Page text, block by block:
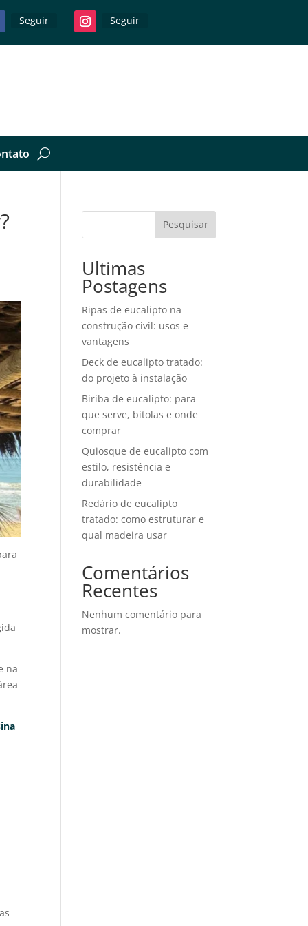
Seguir Seguir
na
Pesquisar
Ultimas
Postagens
Ripas de eucalipto na
construção civil: usos e
vantagens
Deck de eucalipto tratado:
do projeto à instalação
Biriba de eucalipto: para
que serve, bitolas e onde
comprar
Quiosque de eucalipto com
estilo, resistência e
durabilidade
Redário de eucalipto
tratado: como estruturar e
qual madeira usar
Comentários
Recentes
Nenhum comentário para
mostrar.